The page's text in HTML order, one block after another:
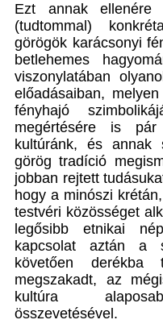
Ezt annak
(tudtommal)
görögök karácsonyi
betlehemes
viszonylatában
előadásaiban,
fényhajó
megértésére is
kultúránk, és annak
görög tradíció
jobban rejtett
hogy a minószi
testvéri közösséget
legősibb etnikai
kapcsolat aztán a
követően
megszakadt, az
kultúra
összevetésével.